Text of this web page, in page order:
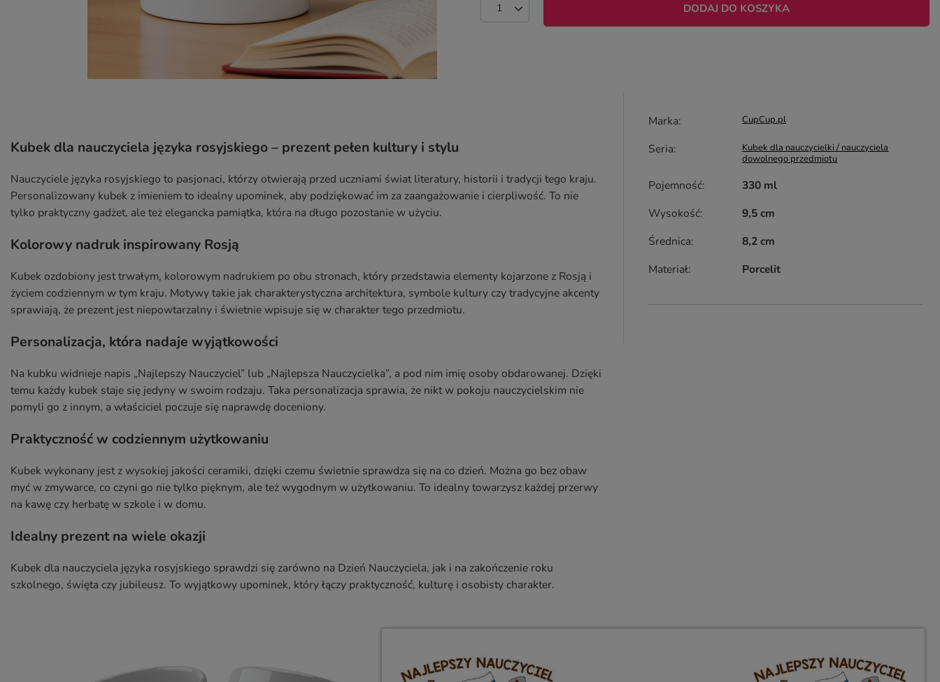
DODAJ DO KOSZYKA
Kubek dla nauczyciela języka rosyjskiego – prezent pełen kultury i stylu
Nauczyciele języka rosyjskiego to pasjonaci, którzy otwierają przed uczniami świat literatury, historii i tradycji tego kraju.
Personalizowany kubek z imieniem to idealny upominek, aby podziękować im za zaangażowanie i cierpliwość. To nie
tylko praktyczny gadżet, ale też elegancka pamiątka, która na długo pozostanie w użyciu.
Kolorowy nadruk inspirowany Rosją
Kubek ozdobiony jest trwałym, kolorowym nadrukiem po obu stronach, który przedstawia elementy kojarzone z Rosją i
życiem codziennym w tym kraju. Motywy takie jak charakterystyczna architektura, symbole kultury czy tradycyjne akcenty
sprawiają, że prezent jest niepowtarzalny i świetnie wpisuje się w charakter tego przedmiotu.
Personalizacja, która nadaje wyjątkowości
Na kubku widnieje napis „Najlepszy Nauczyciel” lub „Najlepsza Nauczycielka”, a pod nim imię osoby obdarowanej. Dzięki
temu każdy kubek staje się jedyny w swoim rodzaju. Taka personalizacja sprawia, że nikt w pokoju nauczycielskim nie
pomyli go z innym, a właściciel poczuje się naprawdę doceniony.
Praktyczność w codziennym użytkowaniu
Kubek wykonany jest z wysokiej jakości ceramiki, dzięki czemu świetnie sprawdza się na co dzień. Można go bez obaw
myć w zmywarce, co czyni go nie tylko pięknym, ale też wygodnym w użytkowaniu. To idealny towarzysz każdej przerwy
na kawę czy herbatę w szkole i w domu.
Idealny prezent na wiele okazji
Kubek dla nauczyciela języka rosyjskiego sprawdzi się zarówno na Dzień Nauczyciela, jak i na zakończenie roku
szkolnego, święta czy jubileusz. To wyjątkowy upominek, który łączy praktyczność, kulturę i osobisty charakter.
Marka CupCup.pl
Seria
Kubek dla nauczycielki / nauczyciela
dowolnego przedmiotu
Pojemność
330 ml
Wysokość
9,5 cm
Średnica
8,2 cm
Materiał
Porcelit